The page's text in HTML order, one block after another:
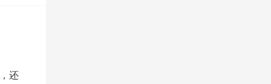
还